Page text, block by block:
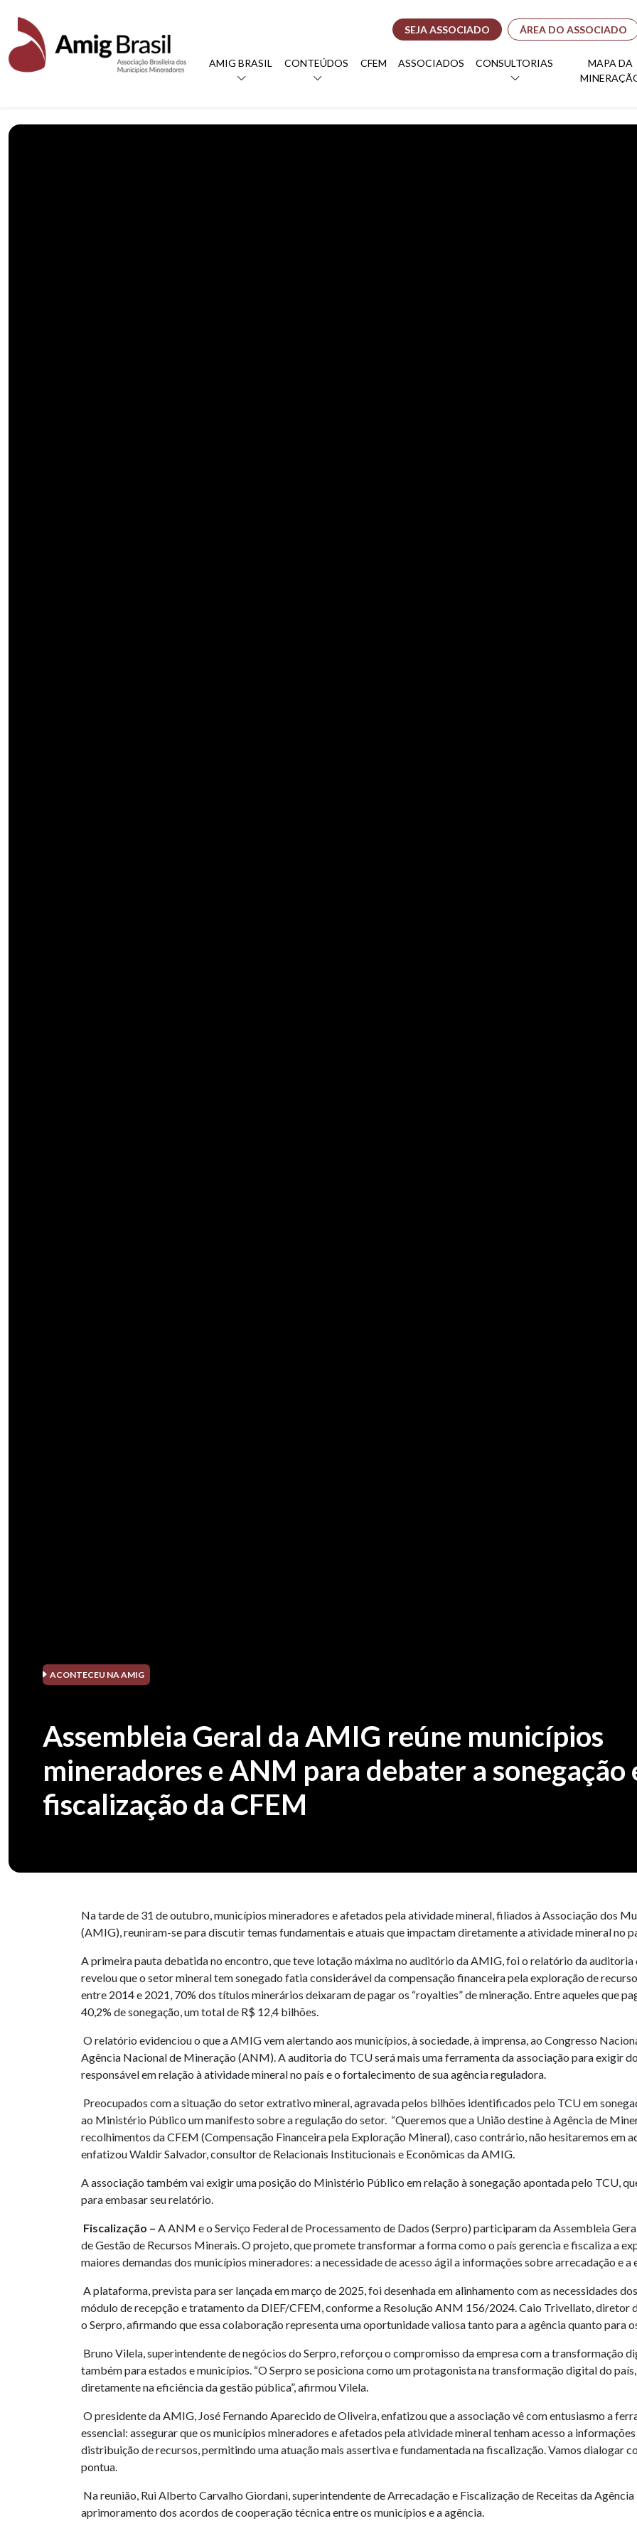
SEJA ASSOCIADO ÁREA DO ASSOCIADO
AMIG BRASIL CONTEÚDOS CFEM ASSOCIADOS CONSULTORIAS
MAPA DA
ACONTECEU NA AMIG
Assembleia Geral da AMIG reúne municípios
mineradores e ANM para debater a sonegação
fiscalização da CFEM
Na tarde de 31 de outubro, municípios mineradores e afetados pela atividade mineral, filiados à Associação dos
(AMIG), reuniram-se para discutir temas fundamentais e atuais que impactam diretamente a atividade mineral no
A primeira pauta debatida no encontro, que teve lotação máxima no auditório da AMIG, foi o relatório da
revelou que o setor mineral tem sonegado fatia considerável da compensação financeira pela exploração de
entre 2014 e 2021, 70% dos títulos minerários deixaram de pagar os “royalties” de mineração. Entre aqueles que
40,2% de sonegação, um total de R$ 12,4 bilhões.
O relatório evidenciou o que a AMIG vem alertando aos municípios, à sociedade, à imprensa, ao Congresso
Agência Nacional de Mineração (ANM). A auditoria do TCU será mais uma ferramenta da associação para exigir
responsável em relação à atividade mineral no país e o fortalecimento de sua agência reguladora.
Preocupados com a situação do setor extrativo mineral, agravada pelos bilhões identificados pelo TCU em
ao Ministério Público um manifesto sobre a regulação do setor. “Queremos que a União destine à Agência de
recolhimentos da CFEM (Compensação Financeira pela Exploração Mineral), caso contrário, não hesitaremos em
enfatizou Waldir Salvador, consultor de Relacionais Institucionais e Econômicas da AMIG.
A associação também vai exigir uma posição do Ministério Público em relação à sonegação apontada pelo TCU,
para embasar seu relatório.
Fiscalização – A ANM e o Serviço Federal de Processamento de Dados (Serpro) participaram da Assembleia
de Gestão de Recursos Minerais. O projeto, que promete transformar a forma como o país gerencia e fiscaliza a
maiores demandas dos municípios mineradores: a necessidade de acesso ágil a informações sobre arrecadação e
A plataforma, prevista para ser lançada em março de 2025, foi desenhada em alinhamento com as necessidades
módulo de recepção e tratamento da DIEF/CFEM, conforme a Resolução ANM 156/2024. Caio Trivellato, diretor
o Serpro, afirmando que essa colaboração representa uma oportunidade valiosa tanto para a agência quanto para
Bruno Vilela, superintendente de negócios do Serpro, reforçou o compromisso da empresa com a transformação
também para estados e municípios. “O Serpro se posiciona como um protagonista na transformação digital do
diretamente na eficiência da gestão pública”, afirmou Vilela.
O presidente da AMIG, José Fernando Aparecido de Oliveira, enfatizou que a associação vê com entusiasmo a
essencial: assegurar que os municípios mineradores e afetados pela atividade mineral tenham acesso a
distribuição de recursos, permitindo uma atuação mais assertiva e fundamentada na fiscalização. Vamos dialogar
pontua.
Na reunião, Rui Alberto Carvalho Giordani, superintendente de Arrecadação e Fiscalização de Receitas da
aprimoramento dos acordos de cooperação técnica entre os municípios e a agência.